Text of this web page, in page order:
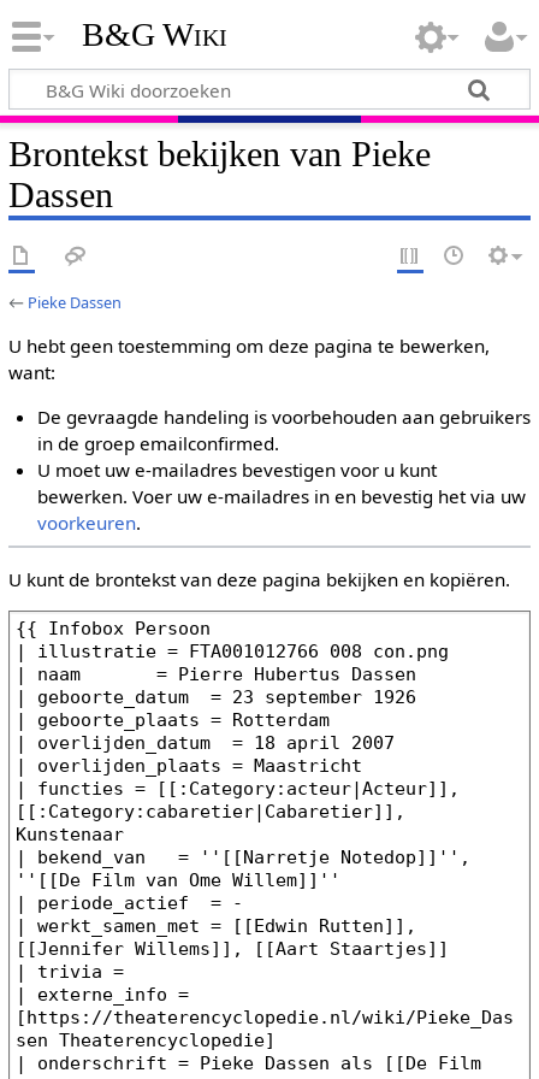
B&G Wiki
Brontekst bekijken van Pieke
Dassen
← Pieke Dassen
U hebt geen toestemming om deze pagina te bewerken,
want:
De gevraagde handeling is voorbehouden aan gebruikers
in de groep emailconfirmed.
U moet uw e-mailadres bevestigen voor u kunt
bewerken. Voer uw e-mailadres in en bevestig het via uw
voorkeuren.
U kunt de brontekst van deze pagina bekijken en kopiëren.